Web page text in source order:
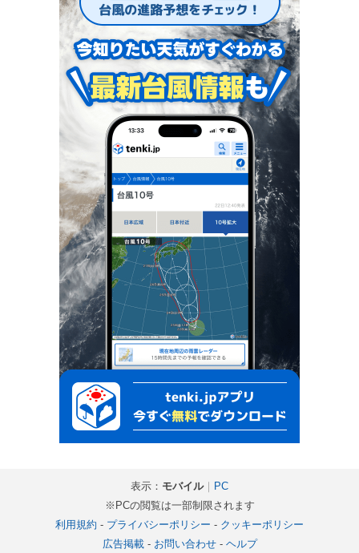
表示： モバイル｜ PC
※PCの閲覧は一部制限されます
利用規約 - プライバシーポリシー - クッキーポリシー
広告掲載- お問い合わせ- ヘルプ